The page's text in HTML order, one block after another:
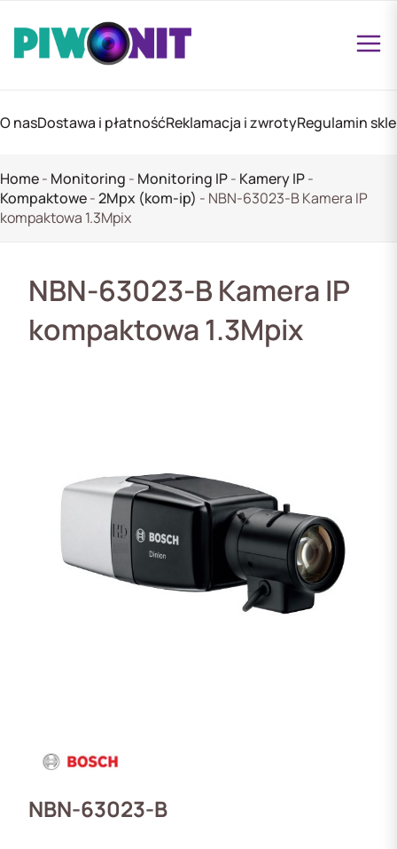
O nasDostawa i płatnośćReklamacja i zwrotyRegulamin
Home- Monitoring - Monitoring IP- Kamery IP-
Kompaktowe-2Mpx (kom-ip) - NBN-63023-B Kamera IP
kompaktowa 1.3Mpix
NBN-63023-B Kamera IP
kompaktowa 1.3Mpix
NBN-63023-B